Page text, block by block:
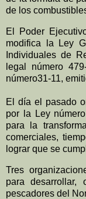
de los
El Poder
modifica la Ley
Individuales de
legal número
número31-11,
El día el pasado
por la Ley
para la
comerciales,
lograr que se
Tres
para desarrollar,
pescadores del